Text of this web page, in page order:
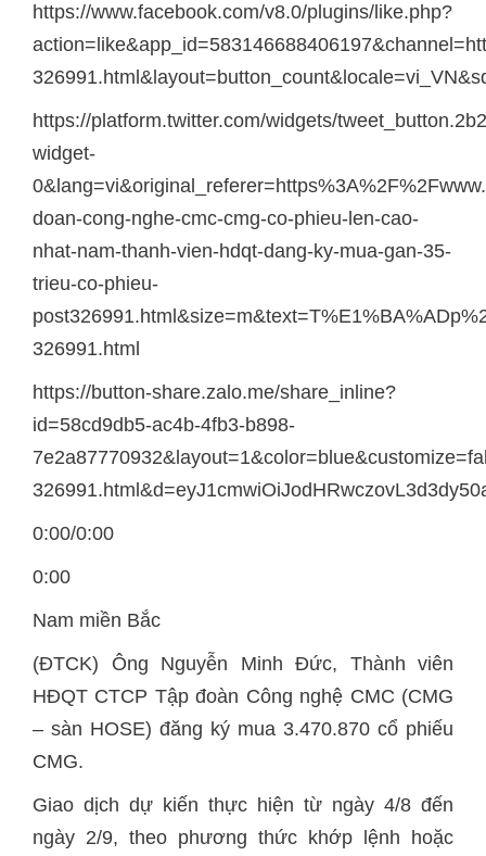
https://www.facebook.com/v8.0/plugins/like.php?
https://platform.twitter.com/widgets/
widget-
doan-cong-nghe-cmc-cmg-co-phieu-len-cao-
nhat-nam-thanh-vien-hdqt-dang-ky-mua-gan-35-
trieu-co-phieu-
326991.html
https://button-share.zalo.me/share_inline?
id=58cd9db5-ac4b-4fb3-b898-
0:00/0:00
0:00
Nam miền Bắc
(ĐTCK) Ông Nguyễn Minh Đức, Thành viên
HĐQT CTCP Tập đoàn Công nghệ CMC (CMG
– sàn HOSE) đăng ký mua 3.470.870 cổ phiếu
CMG.
Giao dịch dự kiến thực hiện từ ngày 4/8 đến
ngày 2/9, theo phương thức khớp lệnh hoặc